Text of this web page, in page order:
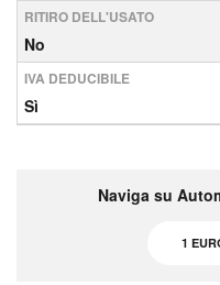
RITIRO DELL'USATO
No
IVA DEDUCIBILE
Sì
Naviga su
1